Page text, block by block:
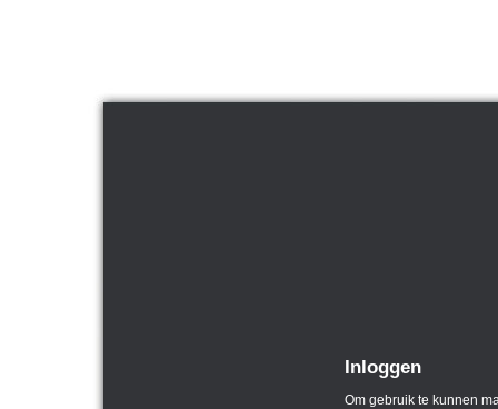
Inloggen
Om gebruik te kunnen